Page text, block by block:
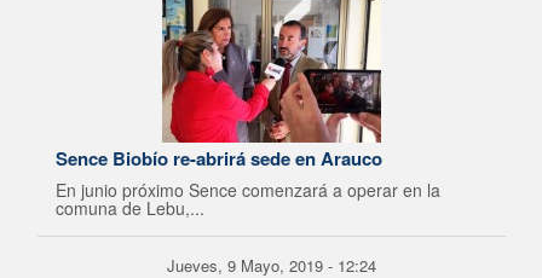
Sence Biobío re-abrirá sede en Arauco
En junio próximo Sence comenzará a operar en la
comuna de Lebu,...
Jueves, 9 Mayo, 2019 - 12:24